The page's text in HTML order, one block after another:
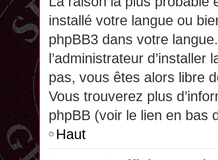
installé votre langue ou
phpBB3 dans votre
l’administrateur d’installer
pas, vous êtes alors libre
Vous trouverez plus
phpBB (voir le lien en bas
Haut